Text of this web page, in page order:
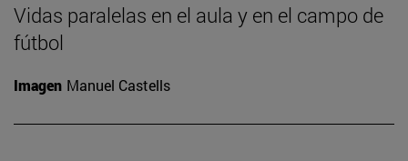
Vidas paralelas en el aula y en el campo de
fútbol
Imagen Manuel Castells